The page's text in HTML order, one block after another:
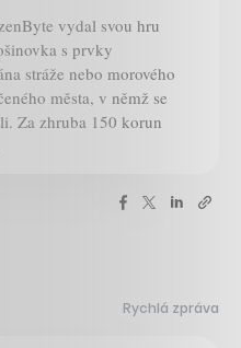
vydal svou hru
s prvky
stráže nebo morového
města, v němž se
Za zhruba 150 korun
Rychlá zpráva